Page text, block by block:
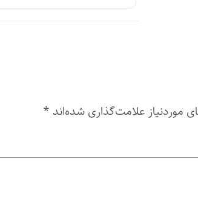
موردنیاز علامت‌گذاری شده‌اند *